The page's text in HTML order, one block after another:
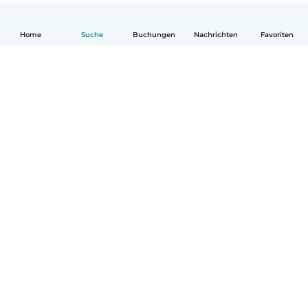
Home Suche Buchungen Nachrichten Favoriten